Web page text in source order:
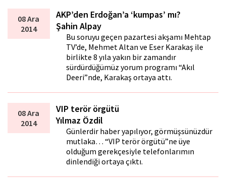
08 Ara
2014
AKP’den Erdoğan’a ‘kumpas’ mı?
Şahin Alpay
Bu soruyu geçen pazartesi akşamı Mehtap
TV’de, Mehmet Altan ve Eser Karakaş ile
birlikte 8 yıla yakın bir zamandır
sürdürdüğümüz yorum programı “Akıl
Defteri”nde, Karakaş ortaya attı.
08 Ara
2014
VIP terör örgütü
Yılmaz Özdil
Günlerdir haber yapılıyor, görmüşsünüzdür
mutlaka… “VIP terör örgütü”ne üye
olduğum gerekçesiyle telefonlarımın
dinlendiği ortaya çıktı.